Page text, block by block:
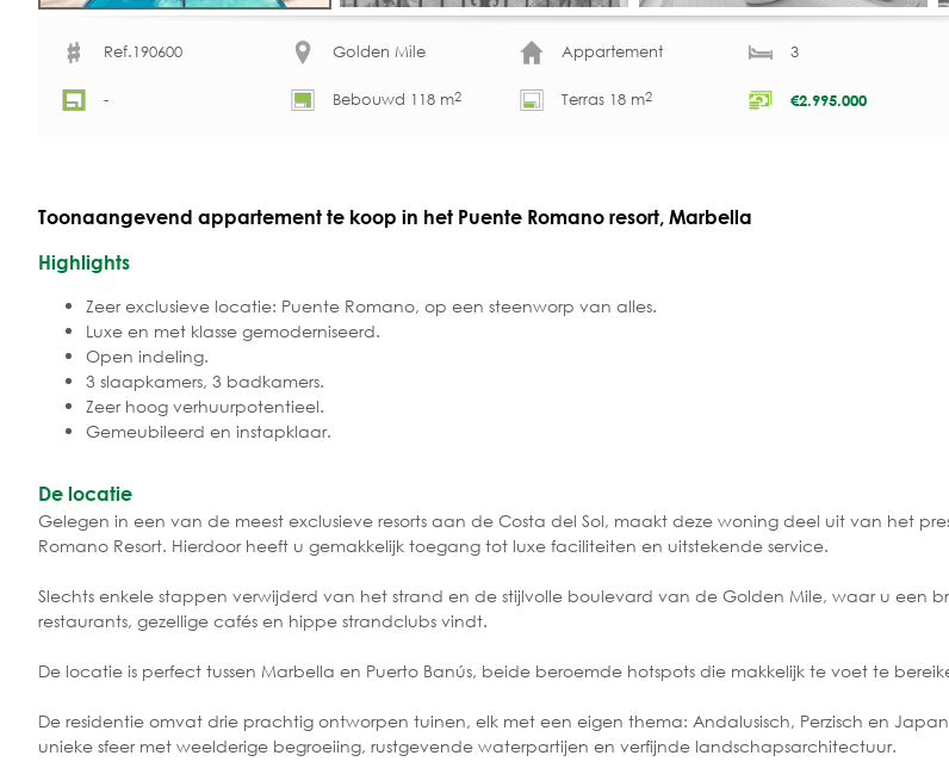
Ref.190600 Golden Mile Appartement 3
- Bebouwd 118 m2 Terras 18 m2 €2.995.000
Toonaangevend appartement te koop in het Puente Romano resort, Marbella
Highlights
Zeer exclusieve locatie: Puente Romano, op een steenworp van alles.
Luxe en met klasse gemoderniseerd.
Open indeling.
3 slaapkamers, 3 badkamers.
Zeer hoog verhuurpotentieel.
Gemeubileerd en instapklaar.
De locatie
Gelegen in een van de meest exclusieve resorts aan de Costa del Sol, maakt deze woning deel uit van het
Romano Resort. Hierdoor heeft u gemakkelijk toegang tot luxe faciliteiten en uitstekende service.
Slechts enkele stappen verwijderd van het strand en de stijlvolle boulevard van de Golden Mile, waar u een
restaurants, gezellige cafés en hippe strandclubs vindt.
De locatie is perfect tussen Marbella en Puerto Banús, beide beroemde hotspots die makkelijk te voet te
De residentie omvat drie prachtig ontworpen tuinen, elk met een eigen thema: Andalusisch, Perzisch en
unieke sfeer met weelderige begroeiing, rustgevende waterpartijen en verfijnde landschapsarchitectuur.